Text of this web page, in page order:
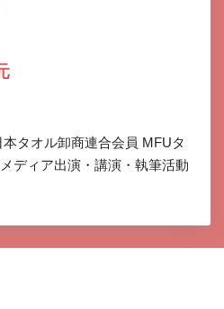
タオル卸商連合会員 MFUタ
ディア出演・講演・執筆活動